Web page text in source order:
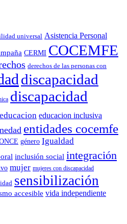
universal Asistencia Personal
CERMI COCEMFE
derechos de las personas con
discapacidad
discapacidad
educacion educacion inclusiva
entidades cocemfe
género Igualdad
inclusión social integración
mujer mujeres con discapacidad
sensibilización
accesible vida independiente